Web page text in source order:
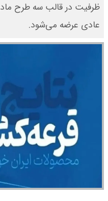
ظرفیت در قالب سه طرح
عادی عرضه می‌شود.